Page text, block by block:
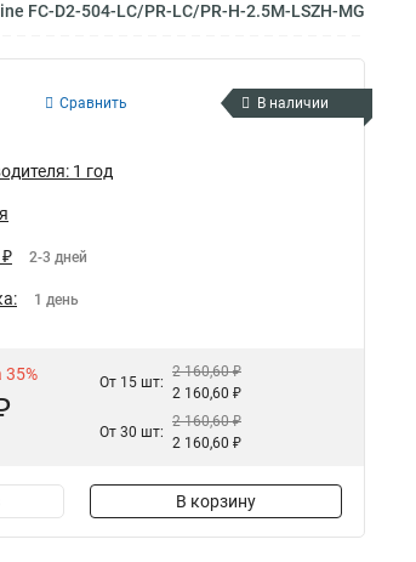
FC-D2-504-LC/PR-LC/PR-H-2.5M-LSZH-MG
Сравнить В наличии
1 год
2-3 дней
1 день
35% От 15 шт:
2 160,60 ₽
2 160,60 ₽
От 30 шт:
2 160,60 ₽
2 160,60 ₽
В корзину